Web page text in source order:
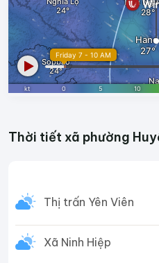
Thời tiết xã phường
Thị trấn Yên Viên
Xã Ninh Hiệp